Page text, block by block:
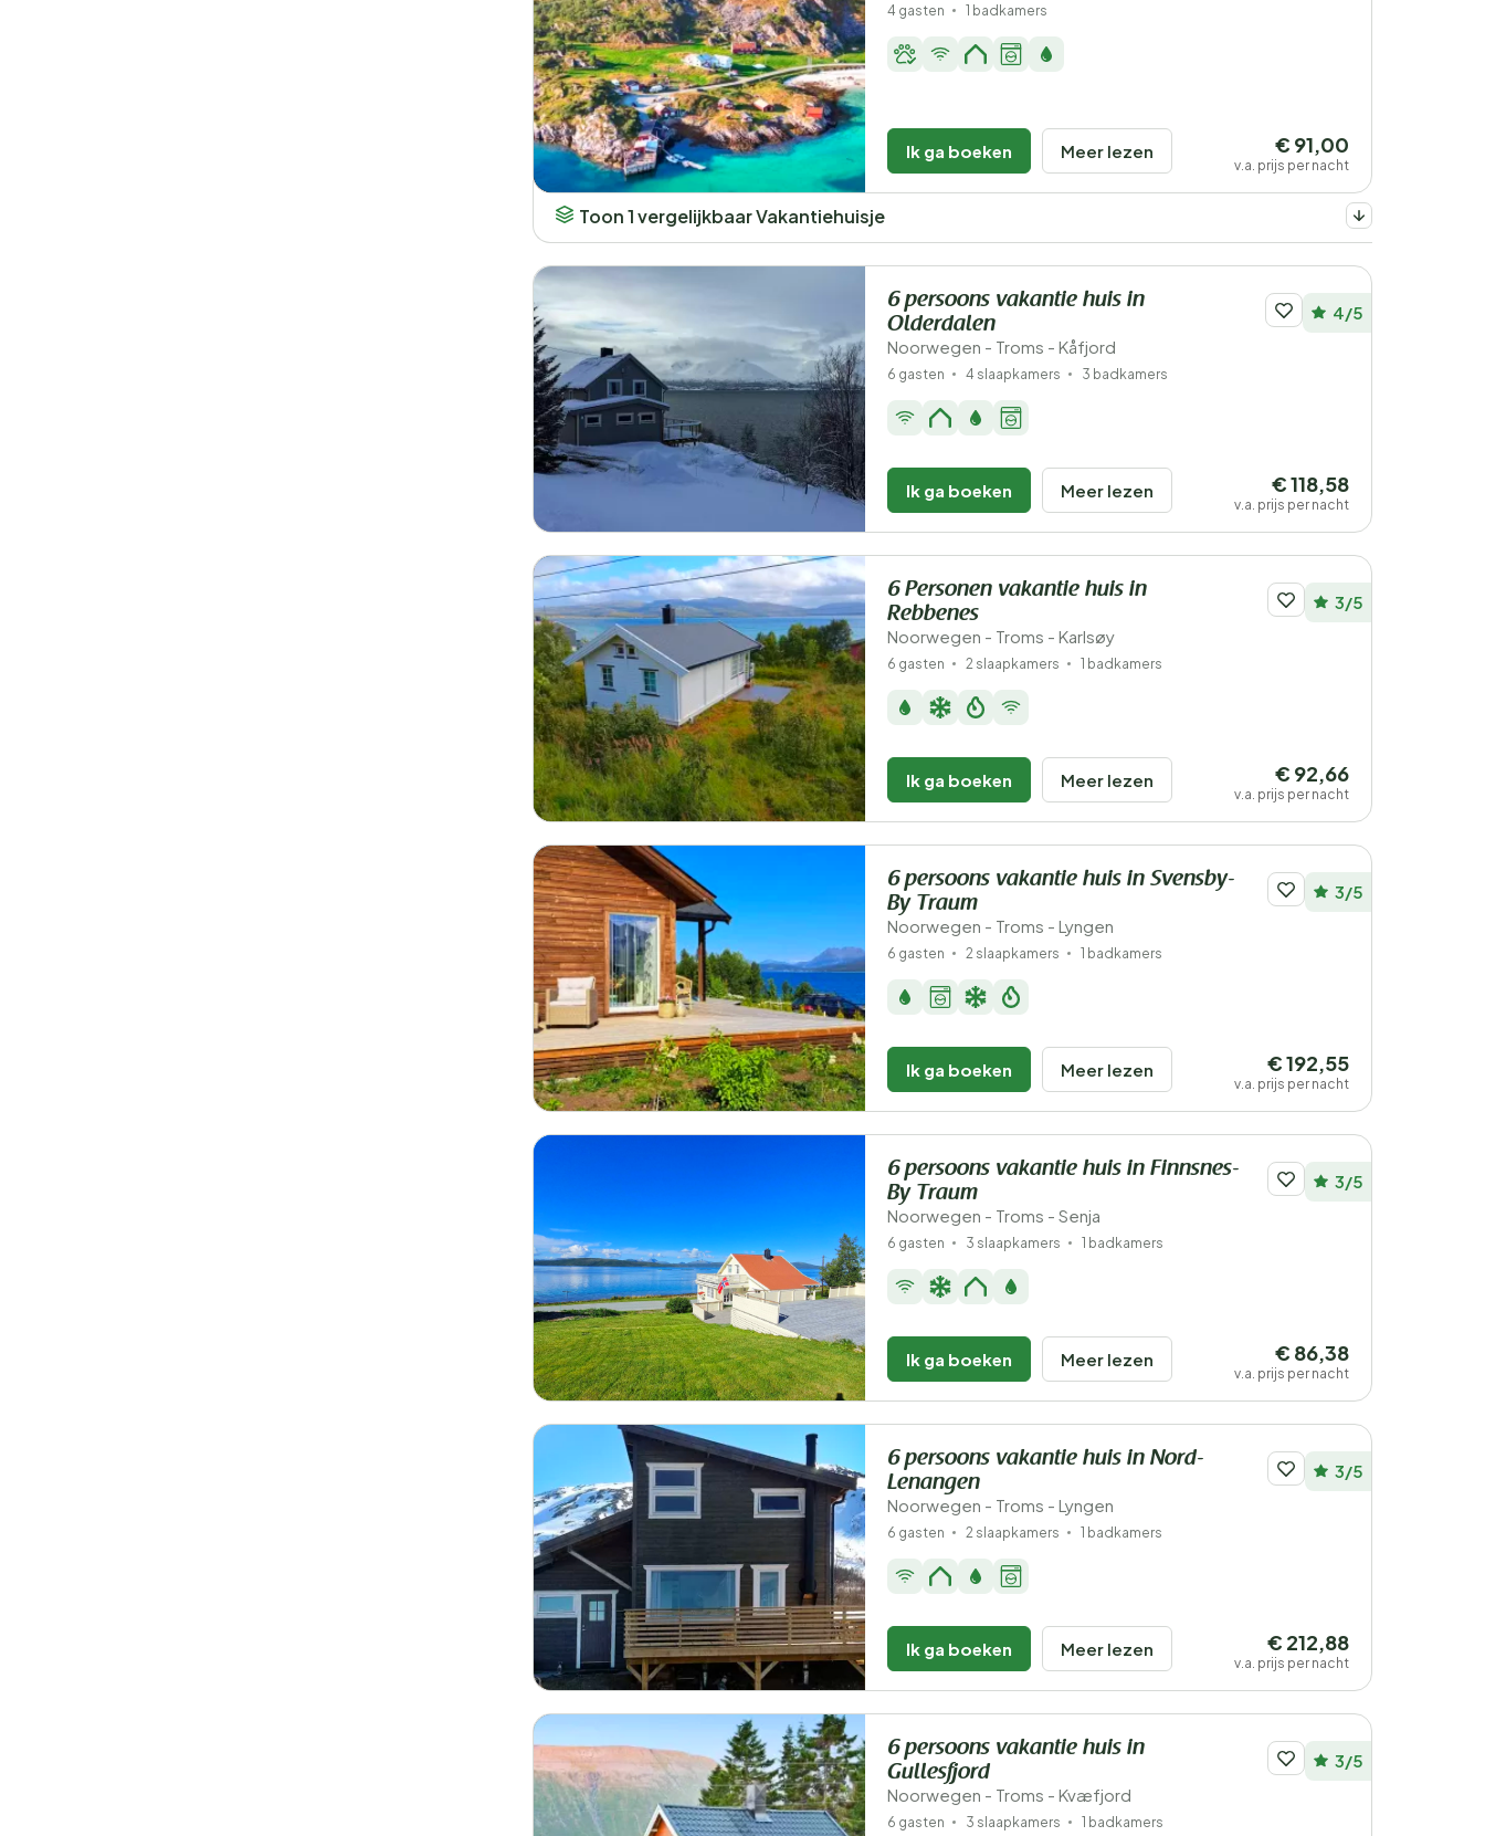
4 gasten 1 badkamers
Ik ga boeken Meer lezen € 91,00
v.a. prijs per nacht
Toon 1 vergelijkbaar Vakantiehuisje
6 persoons vakantie huis in
Olderdalen
Noorwegen - Troms - Kåfjord
4/5
6 gasten 4 slaapkamers 3 badkamers
Ik ga boeken Meer lezen € 118,58
v.a. prijs per nacht
6 Personen vakantie huis in
Rebbenes
Noorwegen - Troms - Karlsøy
3/5
6 gasten 2 slaapkamers 1 badkamers
Ik ga boeken Meer lezen € 92,66
v.a. prijs per nacht
6 persoons vakantie huis in Svensby-
By Traum
Noorwegen - Troms - Lyngen
3/5
6 gasten 2 slaapkamers 1 badkamers
Ik ga boeken Meer lezen € 192,55
v.a. prijs per nacht
6 persoons vakantie huis in Finnsnes-
By Traum
Noorwegen - Troms - Senja
3/5
6 gasten 3 slaapkamers 1 badkamers
Ik ga boeken Meer lezen € 86,38
v.a. prijs per nacht
6 persoons vakantie huis in Nord-
Lenangen
Noorwegen - Troms - Lyngen
3/5
6 gasten 2 slaapkamers 1 badkamers
Ik ga boeken Meer lezen € 212,88
v.a. prijs per nacht
6 persoons vakantie huis in
Gullesfjord
Noorwegen - Troms - Kvæfjord
3/5
6 gasten 3 slaapkamers 1 badkamers